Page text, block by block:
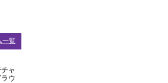
一覧
ャ
ウ